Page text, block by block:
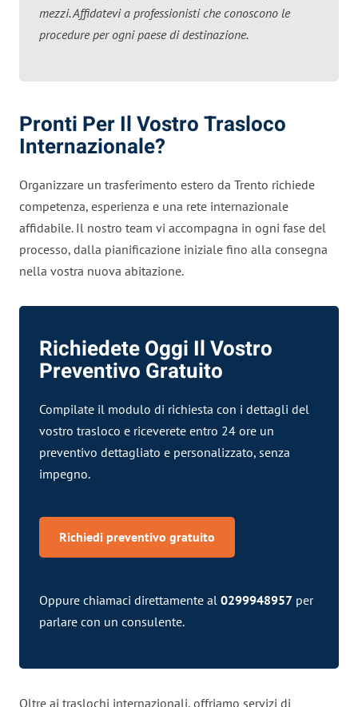
mezzi. Affidatevi a professionisti che conoscono le
procedure per ogni paese di destinazione.
Pronti Per Il Vostro Trasloco
Internazionale?
Organizzare un trasferimento estero da Trento richiede
competenza, esperienza e una rete internazionale
affidabile. Il nostro team vi accompagna in ogni fase del
processo, dalla pianificazione iniziale fino alla consegna
nella vostra nuova abitazione.
Richiedete Oggi Il Vostro
Preventivo Gratuito
Compilate il modulo di richiesta con i dettagli del
vostro trasloco e riceverete entro 24 ore un
preventivo dettagliato e personalizzato, senza
impegno.
Richiedi preventivo gratuito
Oppure chiamaci direttamente al 0299948957 per
parlare con un consulente.
Oltre ai traslochi internazionali, offriamo servizi di